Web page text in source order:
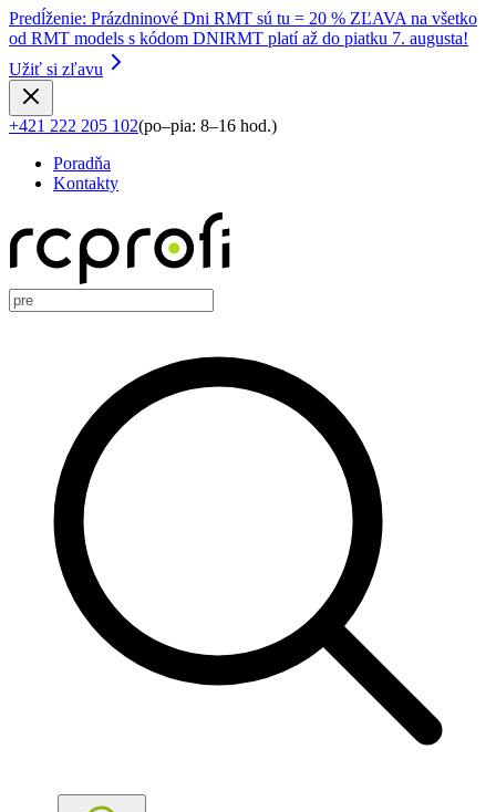
Predĺženie: Prázdninové Dni RMT sú tu = 20 % ZĽAVA na všetko
od RMT models s kódom DNIRMT platí až do piatku 7. augusta!
Užiť si zľavu
+421 222 205 102(po–pia: 8–16 hod.)
Poradňa
Kontakty